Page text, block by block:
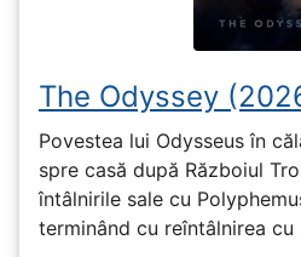
The Odyssey
Povestea lui Odysseus în
spre casă după Războiul
întâlnirile sale cu
terminând cu reîntâlnirea cu